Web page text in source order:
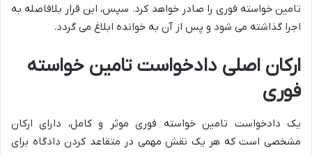
تامین خواسته فوری را صادر خواهد کرد. سپس، این قرار بلافاصله به
اجرا گذاشته می شود و پس از آن به خوانده ابلاغ می گردد.
ارکان اصلی دادخواست تامین خواسته
فوری
یک دادخواست تامین خواسته فوری موثر و کامل، دارای ارکان
مشخصی است که هر یک نقش مهمی در متقاعد کردن دادگاه برای